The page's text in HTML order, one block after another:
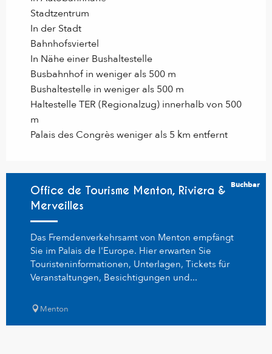
Stadtzentrum
In der Stadt
Bahnhofsviertel
In Nähe einer Bushaltestelle
Busbahnhof in weniger als 500 m
Bushaltestelle in weniger als 500 m
Haltestelle TER (Regionalzug) innerhalb von 500
m
Palais des Congrès weniger als 5 km entfernt
Office de Tourisme Menton, Riviera &
Merveilles
Das Fremdenverkehrsamt von Menton empfängt
Sie im Palais de l'Europe. Hier erwarten Sie
Touristeninformationen, Unterlagen, Tickets für
Veranstaltungen, Besichtigungen und...
Menton
Buchbar